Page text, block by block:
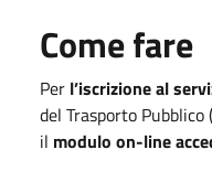
Come fare
Per l’iscrizione al
del Trasporto Pubblico
il modulo on-line